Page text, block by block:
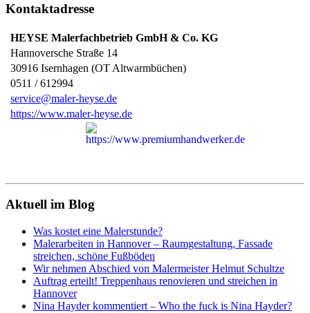
Kontaktadresse
HEYSE Malerfachbetrieb GmbH & Co. KG
Hannoversche Straße 14
30916 Isernhagen (OT Altwarmbüchen)
0511 / 612994
service@maler-heyse.de
https://www.maler-heyse.de
Aktuell im Blog
Was kostet eine Malerstunde?
Malerarbeiten in Hannover – Raumgestaltung, Fassade
streichen, schöne Fußböden
Wir nehmen Abschied von Malermeister Helmut Schultze
Auftrag erteilt! Treppenhaus renovieren und streichen in
Hannover
Nina Hayder kommentiert – Who the fuck is Nina Hayder?